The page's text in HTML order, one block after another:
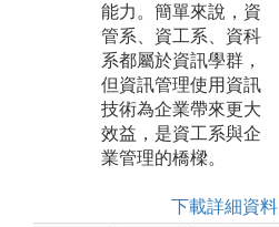
能力。簡單來說，資
管系、資工系、資科
系都屬於資訊學群，
但資訊管理使用資訊
技術為企業帶來更大
效益，是資工系與企
業管理的橋樑。
下載詳細資料